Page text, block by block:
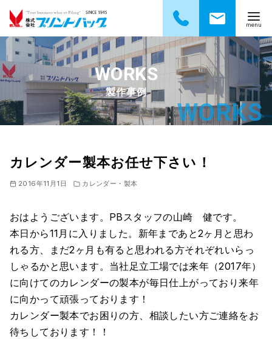
ン
テ
ツ
へ
製作事例
カレンダー製本お任せ下さい！
2016年11月1日 カレンダー・製本
おはようございます。PBスタッフの山崎 健です。
本日から11月に入りました。新年まであと2ヶ月と思わ
れる方、まだ2ヶ月も有ると思われる方それぞれいらっ
しゃるかと思います。当社足立工場では来年（2017年）
に向けてのカレンダーの製本が毎日仕上がっており来年
に向かって頑張っております！
カレンダー製本でお困りの方、相談したい方ご連絡をお
待ちしております！！